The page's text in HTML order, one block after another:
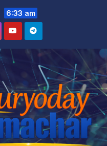
6:33 am